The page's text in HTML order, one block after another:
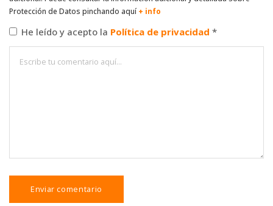
Protección de Datos pinchando aquí + info
He leído y acepto la Política de privacidad *